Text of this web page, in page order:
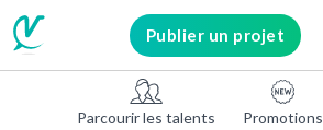
Publier un projet
Parcourir les talents Promotions